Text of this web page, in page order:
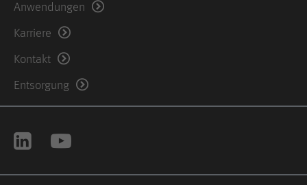
Anwendungen
Karriere
Kontakt
Entsorgung